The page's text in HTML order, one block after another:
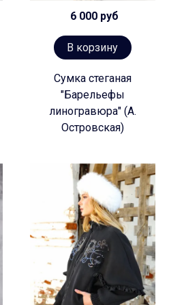
6 000 руб
В корзину
Сумка стеганая
"Барельефы
линогравюра" (А.
Островская)